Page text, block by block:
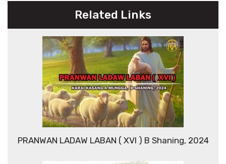
Related Links
PRANWAN LADAW LABAN ( XVI ) B Shaning, 2024